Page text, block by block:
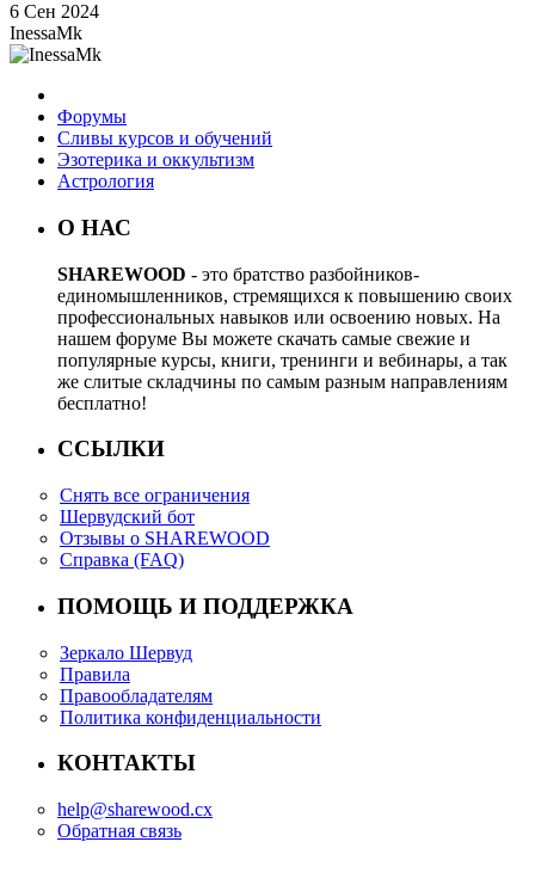
6 Сен 2024
InessaMk
Форумы
Сливы курсов и обучений
Эзотерика и оккультизм
Астрология
О НАС
SHAREWOOD - это братство разбойников-
единомышленников, стремящихся к повышению своих
профессиональных навыков или освоению новых. На
нашем форуме Вы можете скачать самые свежие и
популярные курсы, книги, тренинги и вебинары, а так
же слитые складчины по самым разным направлениям
бесплатно!
ССЫЛКИ
Снять все ограничения
Шервудский бот
Отзывы о SHAREWOOD
Справка (FAQ)
ПОМОЩЬ И ПОДДЕРЖКА
Зеркало Шервуд
Правила
Правообладателям
Политика конфиденциальности
КОНТАКТЫ
help@sharewood.cx
Обратная связь